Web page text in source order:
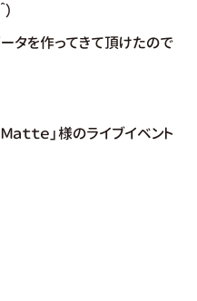
タを作ってきて頂けたので
ｔｔｅ」様のライブイベント